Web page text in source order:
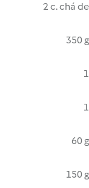
2 c. chá de
350 g
1
1
60 g
150 g